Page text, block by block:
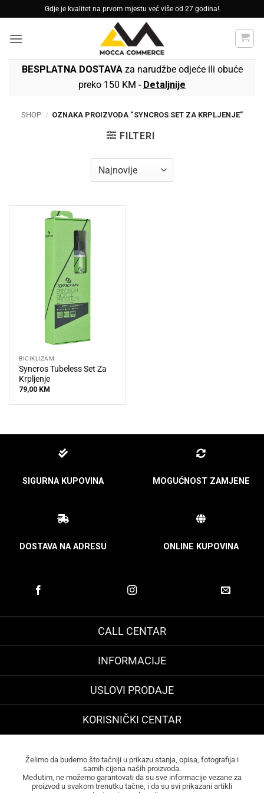
to
content
Gdje je kvalitet na prvom mjestu već više od 27 godina!
BESPLATNA DOSTAVAza narudžbe odjeće ili obuće
preko 150 KM - Detaljnije
SHOP / OZNAKA PROIZVODA “SYNCROS SET ZA KRPLJENJE”
FILTERI
BICIKLIZAM
Syncros Tubeless Set Za
Krpljenje
79,00 KM
SIGURNA KUPOVINA MOGUĆNOST ZAMJENE
DOSTAVA NA ADRESU ONLINE KUPOVINA
CALL CENTAR
INFORMACIJE
USLOVI PRODAJE
KORISNIČKI CENTAR
Želimo da budemo što tačniji u prikazu stanja, opisa, fotografija i
samih cijena naših proizvoda.
Međutim, ne možemo garantovati da su sve informacije vezane za
proizvod u svakom trenutku tačne, i da su svi prikazani artikli